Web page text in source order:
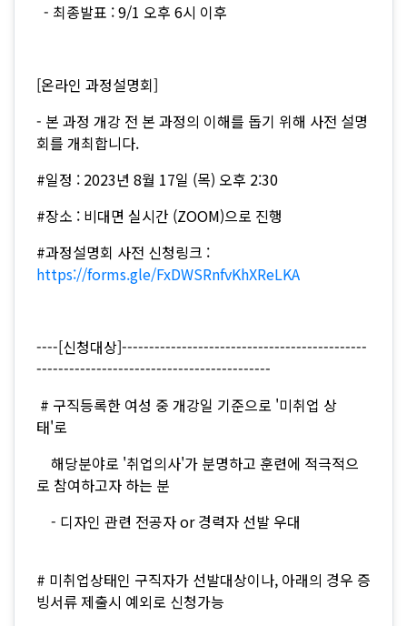
- 최종발표 : 9/1 오후 6시 이후
[온라인 과정설명회]
- 본 과정 개강 전 본 과정의 이해를 돕기 위해 사전 설명
회를 개최합니다.
#일정 : 2023년 8월 17일 (목) 오후 2:30
#장소 : 비대면 실시간 (ZOOM)으로 진행
#과정설명회 사전 신청링크 :
https://forms.gle/FxDWSRnfvKhXReLKA
----[신청대상]---------------------------------------------
-------------------------------------------
# 구직등록한 여성 중 개강일 기준으로 '미취업 상
태'로
해당분야로 '취업의사'가 분명하고 훈련에 적극적으
로 참여하고자 하는 분
- 디자인 관련 전공자 or 경력자 선발 우대
# 미취업상태인 구직자가 선발대상이나, 아래의 경우 증
빙서류 제출시 예외로 신청가능